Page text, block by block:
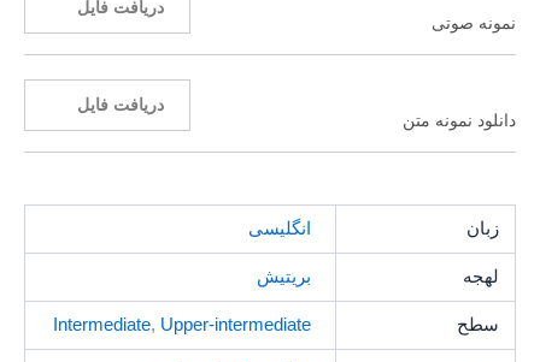
نمونه صوتی
دریافت فایل
دانلود نمونه متن
دریافت فایل
زبان انگلیسی
لهجه بریتیش
سطح Intermediate ,Upper-intermediate